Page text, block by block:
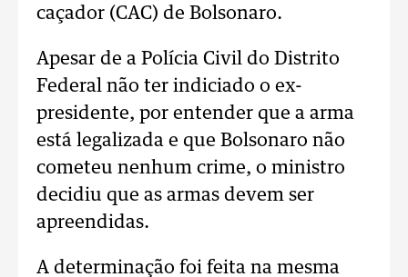
caçador (CAC) de Bolsonaro.
Apesar de a Polícia Civil do Distrito
Federal não ter indiciado o ex-
presidente, por entender que a arma
está legalizada e que Bolsonaro não
cometeu nenhum crime, o ministro
decidiu que as armas devem ser
apreendidas.
A determinação foi feita na mesma